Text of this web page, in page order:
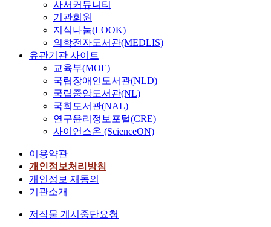
사서커뮤니티
기관회원
지식나눔(LOOK)
의학전자도서관(MEDLIS)
유관기관 사이트
교육부(MOE)
국립장애인도서관(NLD)
국립중앙도서관(NL)
국회도서관(NAL)
연구윤리정보포털(CRE)
사이언스온 (ScienceON)
이용약관
개인정보처리방침
개인정보 재동의
기관소개
저작물 게시중단요청